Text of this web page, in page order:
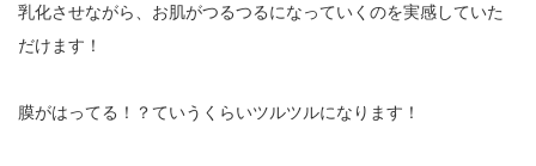
乳化させながら、お肌がつるつるになっていくのを実感していた
だけます！
膜がはってる！？ていうくらいツルツルになります！